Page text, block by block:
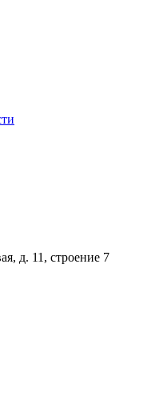
д. 11, строение 7